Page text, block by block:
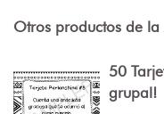
Otros productos de la
50
grupal!